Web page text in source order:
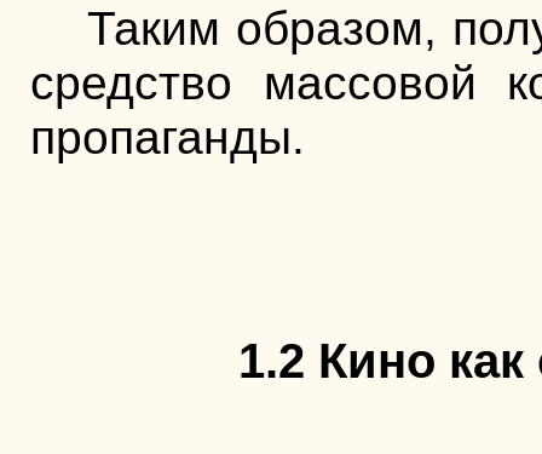
Таким образом,
средство массовой
пропаганды.
1.2 Кино